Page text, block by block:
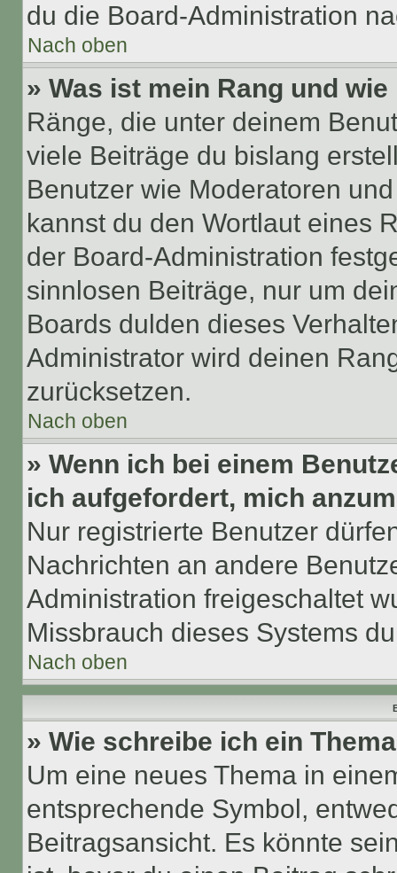
du die Board-Administration
Nach oben
» Was ist mein Rang und
Ränge, die unter deinem
viele Beiträge du bislang
Benutzer wie Moderatoren
kannst du den Wortlaut eines
der Board-Administration
sinnlosen Beiträge, nur um
Boards dulden dieses
Administrator wird deinen
zurücksetzen.
Nach oben
» Wenn ich bei einem
ich aufgefordert, mich
Nur registrierte Benutzer
Nachrichten an andere
Administration freigeschaltet
Missbrauch dieses Systems
Nach oben
» Wie schreibe ich ein
Um eine neues Thema in
entsprechende Symbol,
Beitragsansicht. Es könnte